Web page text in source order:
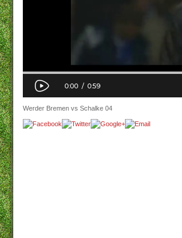
Werder Bremen vs Schalke 04